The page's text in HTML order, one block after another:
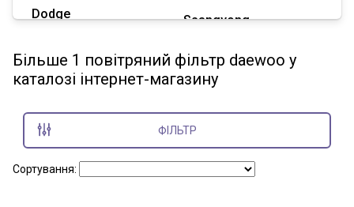
Dodge
Great Wall
Hummer
Ssangyong
Tesla
Показати всі марки
Більше 1 повітряний фільтр daewoo у
каталозі інтернет-магазину
ФІЛЬТР
Сортування: